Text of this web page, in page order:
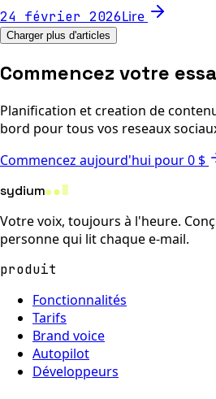
24 février 2026Lire
Charger plus d'articles
Commencez votre
Planification et creation de
bord pour tous vos reseaux
Commencez aujourd'hui pour 0 $
sydium
Votre voix, toujours à l'heure.
personne qui lit chaque e-mail.
produit
Fonctionnalités
Tarifs
Brand voice
Autopilot
Développeurs